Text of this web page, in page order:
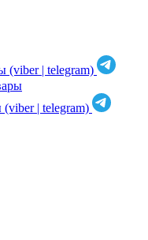
(viber | telegram)
| telegram)